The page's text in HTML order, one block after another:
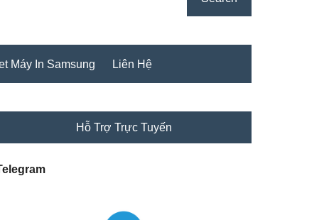
Máy In Samsung Liên Hệ
Hỗ Trợ Trực Tuyến